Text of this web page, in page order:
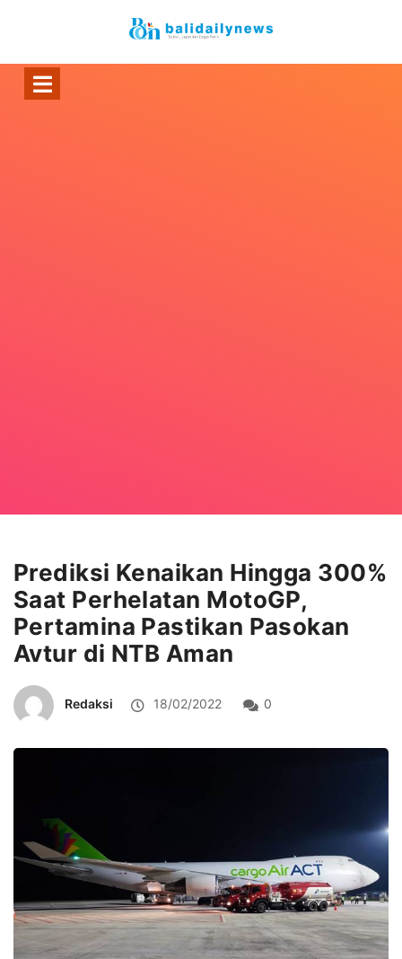
Prediksi Kenaikan Hingga 300%
Saat Perhelatan MotoGP,
Pertamina Pastikan Pasokan
Avtur di NTB Aman
Redaksi 18/02/2022 0